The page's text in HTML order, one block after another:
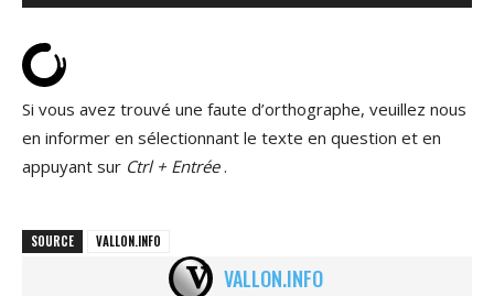
Si vous avez trouvé une faute d’orthographe, veuillez nous
en informer en sélectionnant le texte en question et en
appuyant sur Ctrl + Entrée.
SOURCE VALLON.INFO
VALLON.INFO